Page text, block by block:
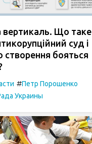
вертикаль. Що таке
суд і
створення бояться
#Петр Порошенко
Украины